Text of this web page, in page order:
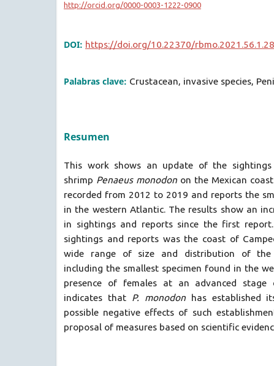
http://orcid.org/0000-0003-1222-0900
DOI: https://doi.org/10.22370/
Palabras clave: Crustacean, invasive species,
Resumen
This work shows an update of the
shrimp Penaeus monodon on the Mexican
recorded from 2012 to 2019 and reports the
in the western Atlantic. The results show an
in sightings and reports since the first
sightings and reports was the coast of
wide range of size and distribution of the
including the smallest specimen found in the
presence of females at an advanced
indicates that P. monodonhas established
possible negative effects of such
proposal of measures based on scientific